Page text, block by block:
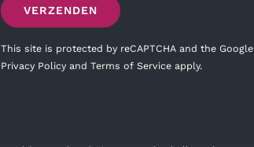
This site is protected by reCAPTCHA and the Google
Privacy Policy and Terms of Service apply.